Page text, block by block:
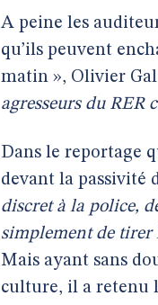
A peine les
qu’ils peuvent
matin », Olivier
agresseurs du RER
Dans le reportage
devant la passivité
discret à la police,
simplement de tirer
Mais ayant sans
culture, il a retenu